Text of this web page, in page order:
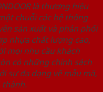
là thương hiệu
chuỗi các hệ thống
sản xuất và phân phối
nhựa chất lượng cao,
mọi nhu cầu khách
có những chính sách
sự đa dạng về mẫu mã,
thành.